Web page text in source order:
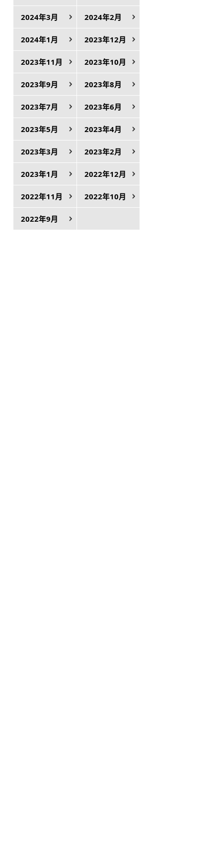
2024年3月 2024年2月
2024年1月 2023年12月
2023年11月 2023年10月
2023年9月 2023年8月
2023年7月 2023年6月
2023年5月 2023年4月
2023年3月 2023年2月
2023年1月 2022年12月
2022年11月 2022年10月
2022年9月